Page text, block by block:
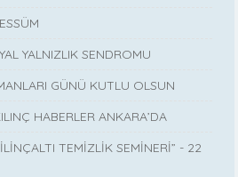
YALNIZLIK SENDROMU
GÜNÜ KUTLU OLSUN
HABERLER ANKARA’DA
TEMİZLİK SEMİNERİ” - 22